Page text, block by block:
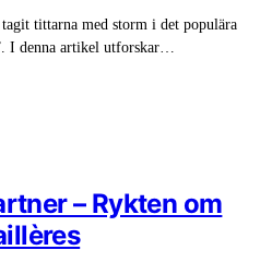
tittarna med storm i det populära
I denna artikel utforskar…
– Rykten om